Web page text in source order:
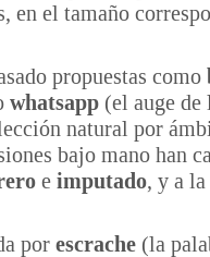
en el tamaño
propuestas como
whatsapp (el auge de
natural por
bajo mano han
e imputado, y a
por escrache (la